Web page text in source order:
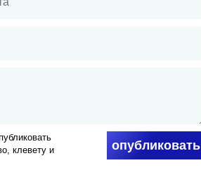
клевету и
опубликовать